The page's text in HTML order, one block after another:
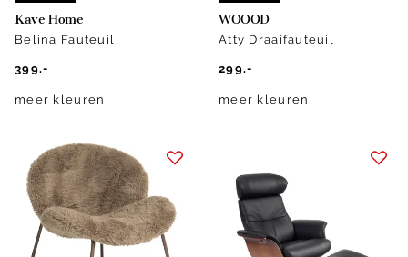
Kave Home
Belina Fauteuil
399.-
meer kleuren
WOOOD
Atty Draaifauteuil
299.-
meer kleuren